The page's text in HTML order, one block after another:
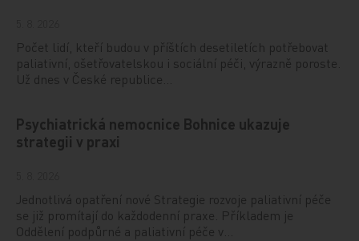
Počet lidí, kteří budou v příštích desetiletích potřebovat
paliativní, ošetřovatelskou i sociální péči, výrazně poroste.
Už dnes v České republice…
Psychiatrická nemocnice Bohnice ukazuje
strategii v praxi
Jednotlivá opatření nové Strategie rozvoje paliativní péče
se již promítají do každodenní praxe. Příkladem je
Oddělení podpůrné a paliativní péče v…